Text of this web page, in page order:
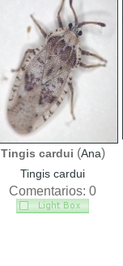
Tingis cardui (Ana)
Tingis cardui
Comentarios: 0